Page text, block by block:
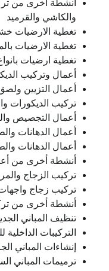
أنشطة أخرى من
والكاشي والقرميد
تغطية الارضيات
تغطية الارضيات
تغطية ارضيات
أعمال وتركيب
أعمال التزيين
تركيب الديكورات
أعمال التجصيص
أعمال الدهانات
أعمال الدهانات
أنشطة أخرى من
تركيب الزجاج
تركيب زجاج واجهات
أنشطة أخرى من
تنظيف المباني
التركيبات
إنشاءات المباني
ترميمات المباني